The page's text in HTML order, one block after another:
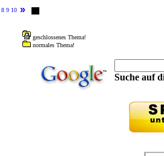
8 9 10 »
geschlossenes Thema!
normales Thema!
Suche auf